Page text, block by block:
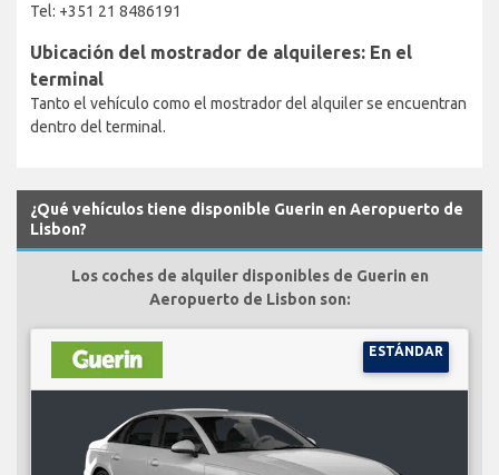
Tel: +351 21 8486191
Ubicación del mostrador de alquileres: En el
terminal
Tanto el vehículo como el mostrador del alquiler se encuentran
dentro del terminal.
¿Qué vehículos tiene disponible Guerin en Aeropuerto de
Lisbon?
Los coches de alquiler disponibles de Guerin en
Aeropuerto de Lisbon son:
ESTÁNDAR